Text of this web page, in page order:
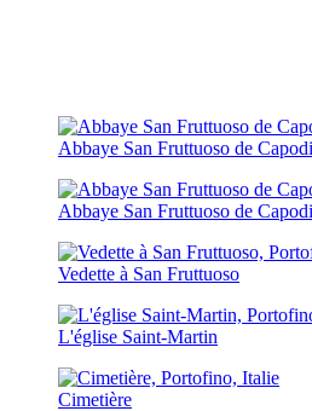
Abbaye San Fruttuoso de
Abbaye San Fruttuoso de
Vedette à San Fruttuoso
L'église Saint-Martin
Cimetière